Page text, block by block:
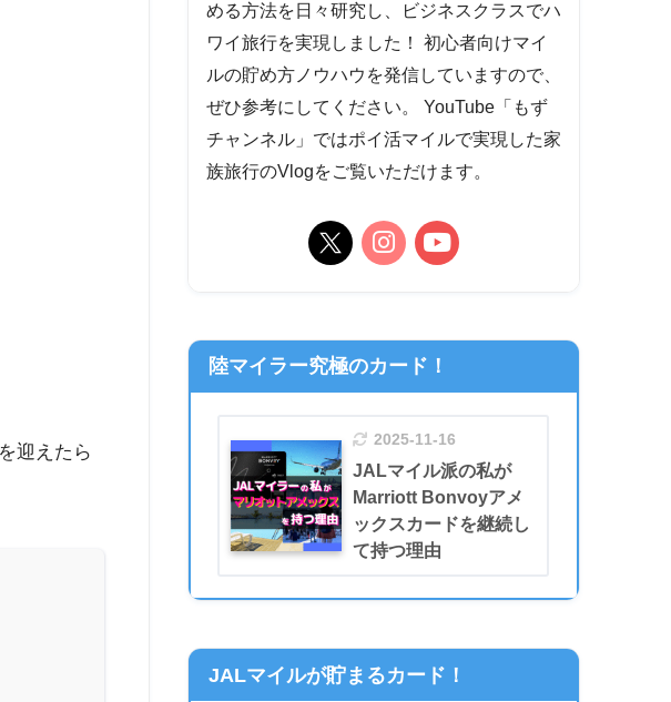
迎えたら
める方法を日々研究し、ビジネスクラスでハ
ワイ旅行を実現しました！ 初心者向けマイ
ルの貯め方ノウハウを発信していますので、
ぜひ参考にしてください。 YouTube「もず
チャンネル」ではポイ活マイルで実現した家
族旅行のVlogをご覧いただけます。
陸マイラー究極のカード！
2025-11-16
JALマイル派の私が
Marriott Bonvoyアメ
ックスカードを継続し
て持つ理由
JALマイルが貯まるカード！